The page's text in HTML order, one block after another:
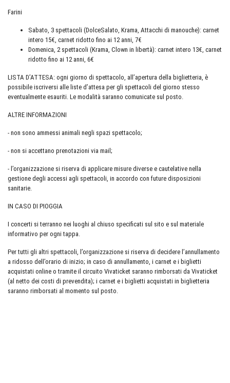
Farini
Sabato, 3 spettacoli (DolceSalato, Krama, Attacchi di manouche): carnet
intero 15€, carnet ridotto fino ai 12 anni, 7€
Domenica, 2 spettacoli (Krama, Clown in libertà): carnet intero 13€, carnet
ridotto fino ai 12 anni, 6€
LISTA D’ATTESA: ogni giorno di spettacolo, all’apertura della biglietteria, è
possibile iscriversi alle liste d’attesa per gli spettacoli del giorno stesso
eventualmente esauriti. Le modalità saranno comunicate sul posto.
ALTRE INFORMAZIONI
- non sono ammessi animali negli spazi spettacolo;
- non si accettano prenotazioni via mail;
- l’organizzazione si riserva di applicare misure diverse e cautelative nella
gestione degli accessi agli spettacoli, in accordo con future disposizioni
sanitarie.
IN CASO DI PIOGGIA
I concerti si terranno nei luoghi al chiuso specificati sul sito e sul materiale
informativo per ogni tappa.
Per tutti gli altri spettacoli, l’organizzazione si riserva di decidere l’annullamento
a ridosso dell’orario di inizio; in caso di annullamento, i carnet e i biglietti
acquistati online o tramite il circuito Vivaticket saranno rimborsati da Vivaticket
(al netto dei costi di prevendita); i carnet e i biglietti acquistati in biglietteria
saranno rimborsati al momento sul posto.